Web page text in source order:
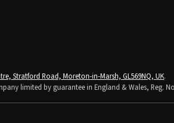
Stratford Road, Moreton-in-Marsh, GL569NQ, UK.
limited by guarantee in England & Wales, Reg.